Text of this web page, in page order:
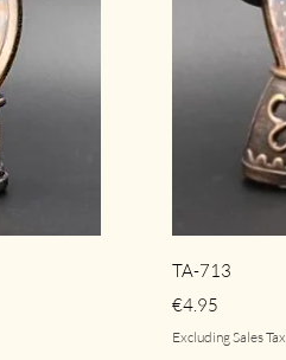
TA-713
Price
€4.95
Excluding Sales Tax